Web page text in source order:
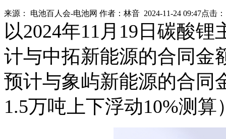
来源： 电池百人会-电池网 作者： 林音 2024-11-24 09:47点击
以2024年11月19日碳酸
计与中拓新能源的合同金
预计与象屿新能源的合同
1.5万吨上下浮动10%测